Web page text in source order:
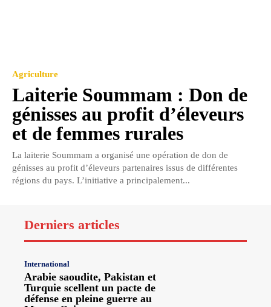
Agriculture
Laiterie Soummam : Don de
génisses au profit d’éleveurs
et de femmes rurales
La laiterie Soummam a organisé une opération de don de
génisses au profit d’éleveurs partenaires issus de différentes
régions du pays. L’initiative a principalement...
Derniers articles
International
Arabie saoudite, Pakistan et
Turquie scellent un pacte de
défense en pleine guerre au